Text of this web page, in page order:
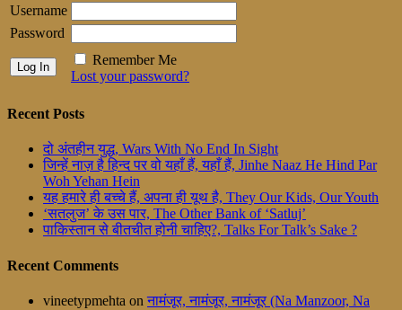
Username
Password
Remember Me
Lost your password?
Recent Posts
दो अंतहीन युद्ध, Wars With No End In Sight
जिन्हें नाज़ है हिन्द पर वो यहाँ हैं, यहाँ हैं, Jinhe Naaz He Hind Par
Woh Yehan Hein
यह हमारे ही बच्चे हैं, अपना ही यूथ है, They Our Kids, Our Youth
‘सतलुज’ के उस पार, The Other Bank of ‘Satluj’
पाकिस्तान से बीतचीत होनी चाहिए?, Talks For Talk’s Sake ?
Recent Comments
vineetypmehta on नामंजूर, नामंजूर, नामंजूर (Na Manzoor, Na